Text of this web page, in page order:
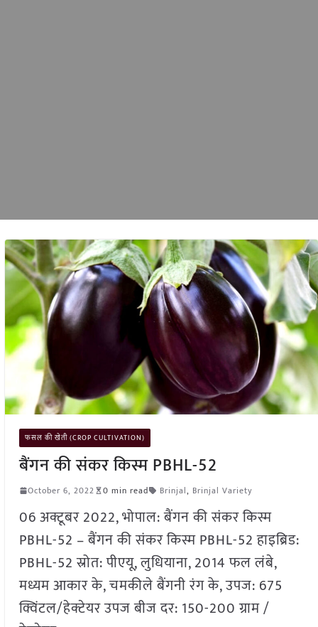
फसल की खेती (CROP CULTIVATION)
बैंगन की संकर किस्म PBHL-52
October 6, 2022 0 min read Brinjal, Brinjal Variety
06 अक्टूबर 2022, भोपाल: बैंगन की संकर किस्म
PBHL-52 – बैंगन की संकर किस्म PBHL-52 हाइब्रिड:
PBHL-52 स्रोत: पीएयू, लुधियाना, 2014 फल लंबे,
मध्यम आकार के, चमकीले बैंगनी रंग के, उपज: 675
क्विंटल/हेक्टेयर उपज बीज दर: 150-200 ग्राम /